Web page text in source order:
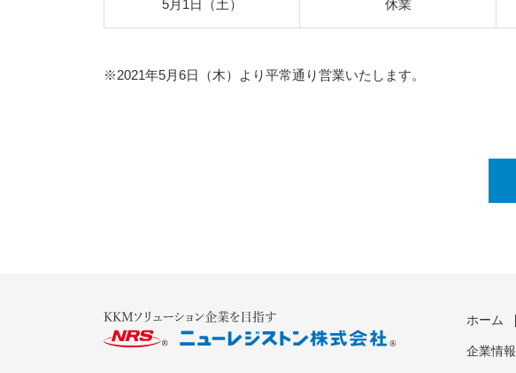
5月1日（土） 休業
※2021年5月6日（木）より平常通り営業いたします。
ホーム
企業情報